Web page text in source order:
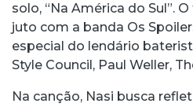
solo, “Na América do Sul”.
juto com a banda Os
especial do lendário
Style Council, Paul Weller,
Na canção, Nasi busca